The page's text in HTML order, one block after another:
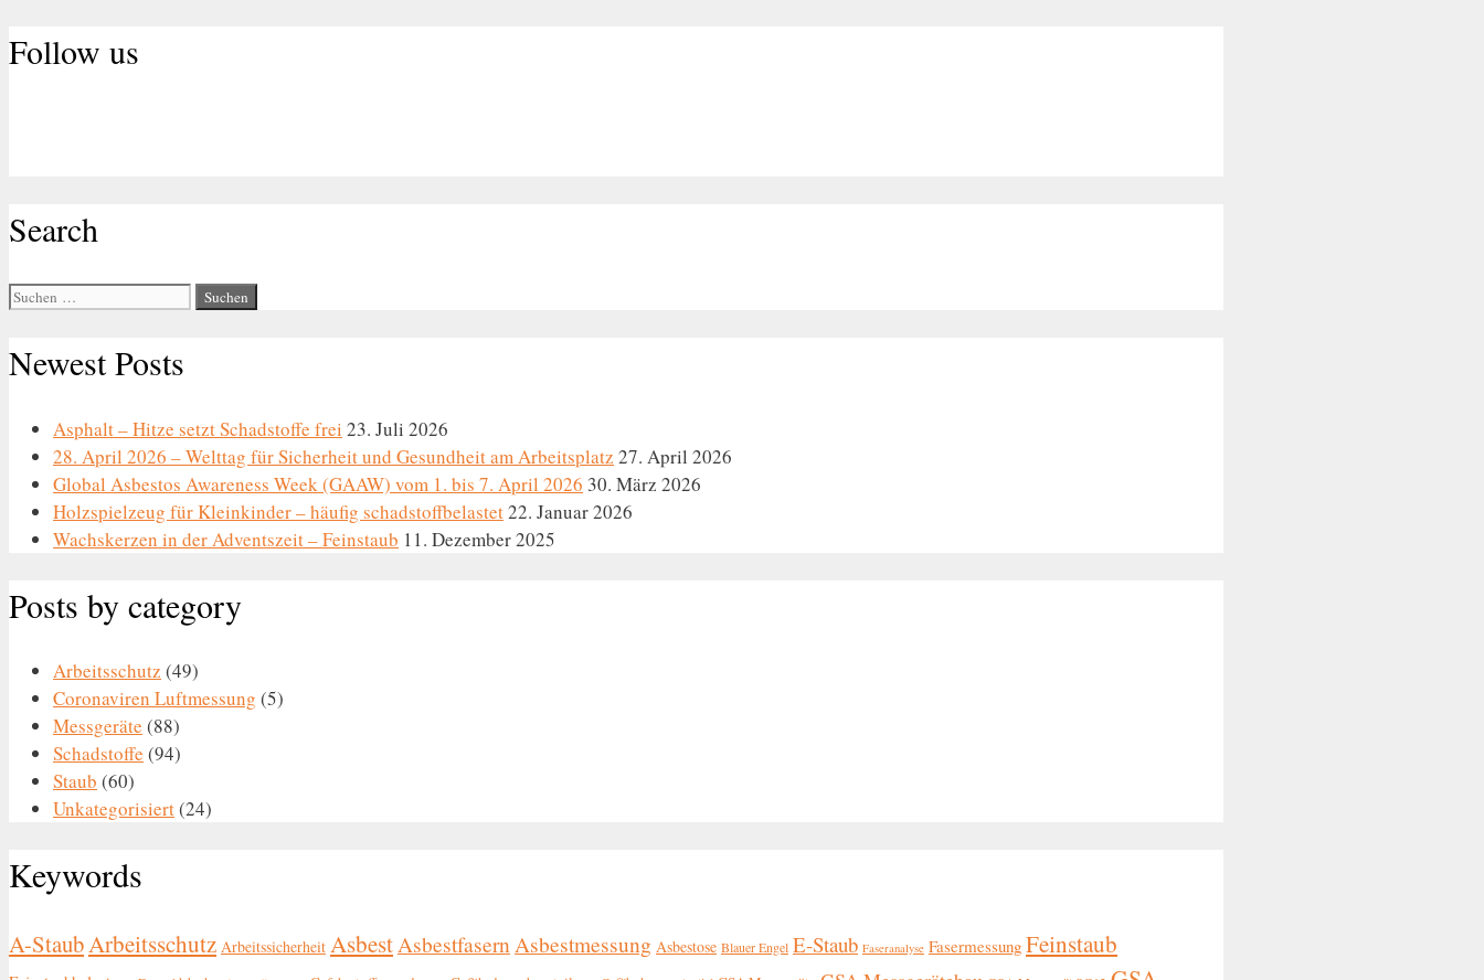
Follow us
Search
Suche
Newest Posts
Asphalt – Hitze setzt Schadstoffe frei 23. Juli 2026
28. April 2026 – Welttag für Sicherheit und Gesundheit am Arbeitsplatz 27. April 2026
Global Asbestos Awareness Week (GAAW) vom 1. bis 7. April 2026 30. März 2026
Holzspielzeug für Kleinkinder – häufig schadstoffbelastet22. Januar 2026
Wachskerzen in der Adventszeit – Feinstaub 11. Dezember 2025
Posts by category
Arbeitsschutz (49)
Coronaviren Luftmessung (5)
Messgeräte (88)
Schadstoffe (94)
Staub (60)
Unkategorisiert(24)
Keywords
A-StaubArbeitsschutz Arbeitssicherheit AsbestAsbestfasernAsbestmessung Asbestose Blauer Engel E-Staub Faseranalyse Fasermessung Feinstaub